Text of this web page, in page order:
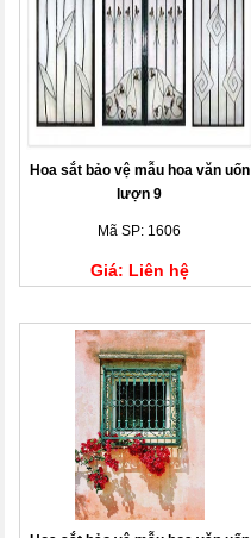
Hoa sắt bảo vệ mẫu hoa văn uốn
lượn 9
Mã SP: 1606
Giá: Liên hệ